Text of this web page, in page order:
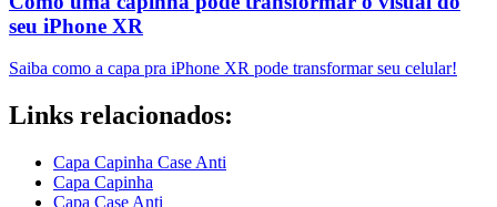
seu iPhone XR
Saiba como a capa pra iPhone XR pode transformar seu celular!
Links relacionados:
Capa Capinha Case Anti
Capa Capinha
Capa Case Anti